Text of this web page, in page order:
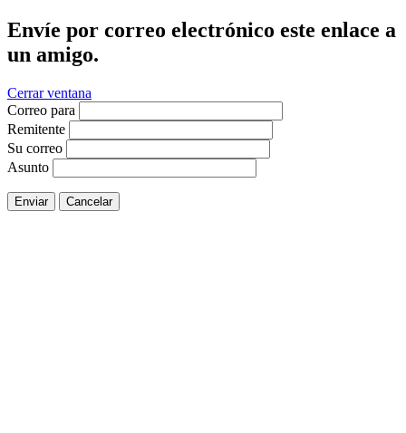
Envíe por correo electrónico este enlace a
un amigo.
Cerrar ventana
Correo para
Remitente
Su correo
Asunto
Enviar Cancelar